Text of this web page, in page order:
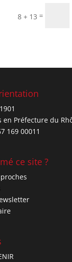
8 + 13 =
en Préfecture du
169 00011
ce site ?